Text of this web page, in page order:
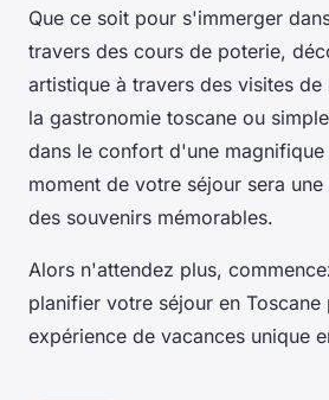
Que ce soit pour s'immerger
travers des cours de poterie,
artistique à travers des visites de
la gastronomie toscane ou
dans le confort d'une
moment de votre séjour sera
des souvenirs mémorables.
Alors n'attendez plus,
planifier votre séjour en Toscane
expérience de vacances unique